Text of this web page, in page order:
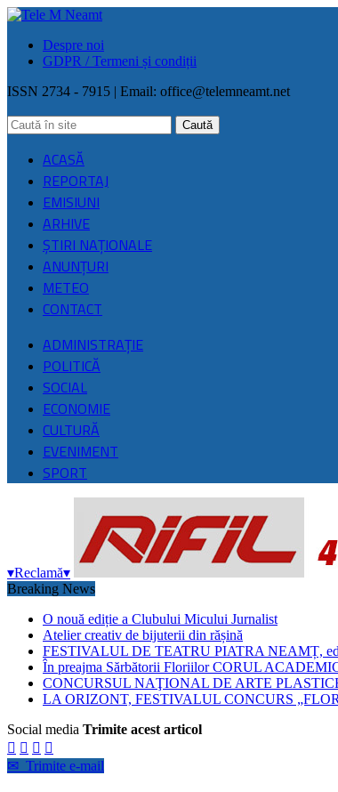
Despre noi
GDPR / Termeni și condiții
ISSN 2734 - 7915 | Email: office@telemneamt.net
ACASĂ
REPORTAJ
EMISIUNI
ARHIVE
ŞTIRI NAŢIONALE
ANUNȚURI
METEO
CONTACT
ADMINISTRAȚIE
POLITICĂ
SOCIAL
ECONOMIE
CULTURĂ
EVENIMENT
SPORT
▾Reclamă▾
Breaking News
O nouă ediție a Clubului Micului Jurnalist
Atelier creativ de bijuterii din rășină
FESTIVALUL DE TEATRU PIATRA NEAMȚ,
În preajma Sărbătorii Floriilor CORUL
CONCURSUL NAŢIONAL DE ARTE
LA ORIZONT, FESTIVALUL CONCURS
Social media Trimite acest articol
   
✉ Trimite e-mail